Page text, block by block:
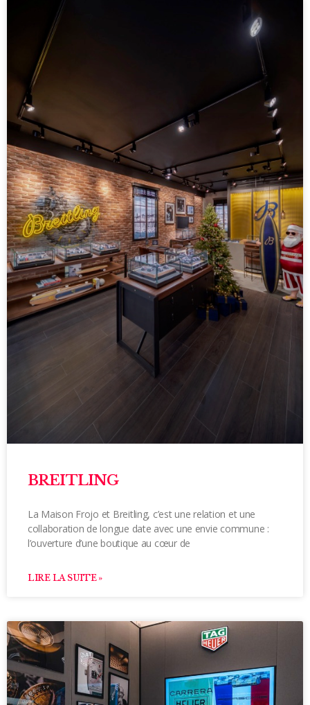
BREITLING
La Maison Frojo et Breitling, c’est une relation et une
collaboration de longue date avec une envie commune :
l’ouverture d’une boutique au cœur de
LIRE LA SUITE »